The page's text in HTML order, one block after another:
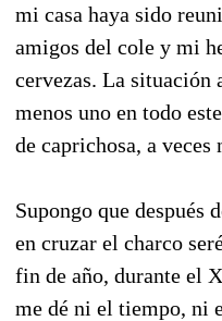
mi casa haya sido
amigos del cole y mi
cervezas. La situación
menos uno en todo
de caprichosa, a veces
Supongo que después
en cruzar el charco
fin de año, durante el
me dé ni el tiempo, ni